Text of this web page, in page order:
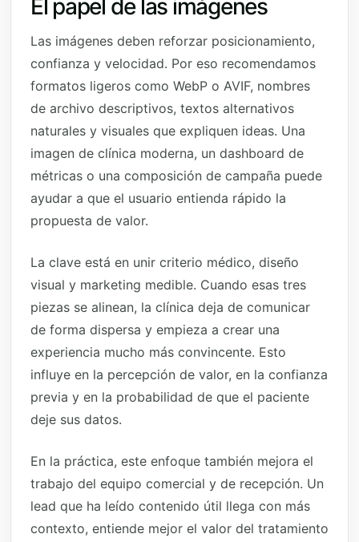
El papel de las imágenes
Las imágenes deben reforzar posicionamiento,
confianza y velocidad. Por eso recomendamos
formatos ligeros como WebP o AVIF, nombres
de archivo descriptivos, textos alternativos
naturales y visuales que expliquen ideas. Una
imagen de clínica moderna, un dashboard de
métricas o una composición de campaña puede
ayudar a que el usuario entienda rápido la
propuesta de valor.
La clave está en unir criterio médico, diseño
visual y marketing medible. Cuando esas tres
piezas se alinean, la clínica deja de comunicar
de forma dispersa y empieza a crear una
experiencia mucho más convincente. Esto
influye en la percepción de valor, en la confianza
previa y en la probabilidad de que el paciente
deje sus datos.
En la práctica, este enfoque también mejora el
trabajo del equipo comercial y de recepción. Un
lead que ha leído contenido útil llega con más
contexto, entiende mejor el valor del tratamiento